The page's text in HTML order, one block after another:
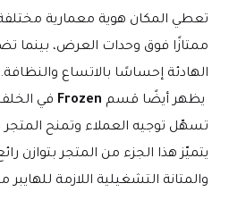
الهادئة إحساسًا بالاتساع والنظافة.
Frozen
تسهّل توجيه العملاء وتمنح
والمتانة التشغيلية اللازمة للهايبر